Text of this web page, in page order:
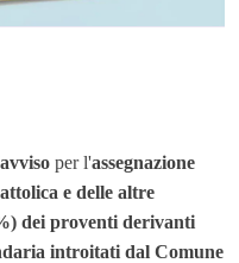
avviso per l'assegnazione
e delle altre
dei proventi derivanti
introitati dal Comune